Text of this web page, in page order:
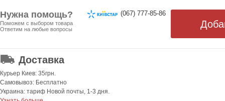
Нужна помощь?
Поможем с выбором товара
Ответим на любые вопросы
(067) 777-85-86
Доставка
Курьер Киев: 35грн.
Самовывоз: Бесплатно
Украина: тариф Новой почты, 1-3 дня.